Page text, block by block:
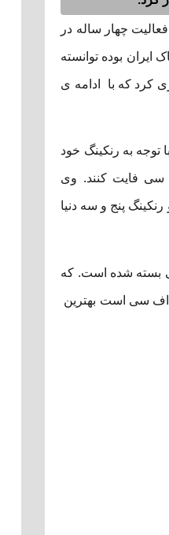
چهار ساله در
بوده توانسته
کرد که با ادامه ی
به رنکینگ خود
سی فایت کنند. وی
پنج و سه دنیا
بسته شده است. که
اف سی است بهترین